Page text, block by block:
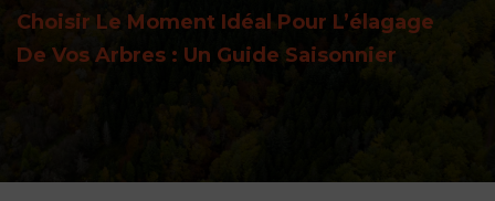
Choisir Le Moment Idéal Pour L’élagage
De Vos Arbres : Un Guide Saisonnier